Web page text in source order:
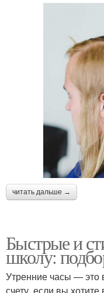
читать дальше →
Быстрые и
школу:
Утренние часы — это
счету. если вы